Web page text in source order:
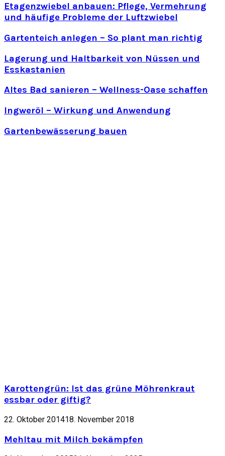
Etagenzwiebel anbauen: Pflege, Vermehrung
und häufige Probleme der Luftzwiebel
Gartenteich anlegen – So plant man richtig
Lagerung und Haltbarkeit von Nüssen und
Esskastanien
Altes Bad sanieren – Wellness-Oase schaffen
Ingweröl – Wirkung und Anwendung
Gartenbewässerung bauen
Karottengrün: Ist das grüne Möhrenkraut
essbar oder giftig?
22. Oktober 201418. November 2018
Mehltau mit Milch bekämpfen